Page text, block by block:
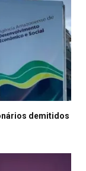
demitidos